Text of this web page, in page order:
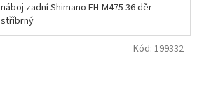
náboj zadní Shimano FH-M475 36 děr
stříbrný
Kód: 199332